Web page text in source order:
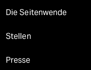
Die Seitenwende
Stellen
Presse